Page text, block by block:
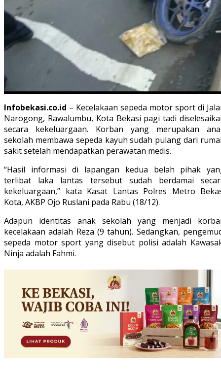
Infobekasi.co.id – Kecelakaan sepeda motor sport di
Narogong, Rawalumbu, Kota Bekasi pagi tadi
secara kekeluargaan. Korban yang merupakan
sekolah membawa sepeda kayuh sudah pulang dari
sakit setelah mendapatkan perawatan medis.
“Hasil informasi di lapangan kedua belah pihak
terlibat laka lantas tersebut sudah berdamai
kekeluargaan,” kata Kasat Lantas Polres Metro
Kota, AKBP Ojo Ruslani pada Rabu (18/12).
Adapun identitas anak sekolah yang menjadi
kecelakaan adalah Reza (9 tahun). Sedangkan,
sepeda motor sport yang disebut polisi adalah
Ninja adalah Fahmi.